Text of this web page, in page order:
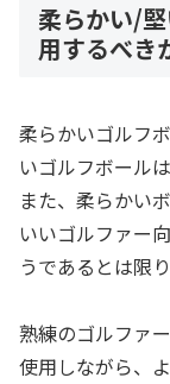
柔らかい/
用するべき
柔らかいゴルフ
いゴルフボール
また、柔らかい
いいゴルファー
うであるとは限
熟練のゴルファ
使用しながら、